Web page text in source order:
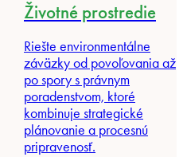
Životné prostredie
Riešte environmentálne
záväzky od povoľovania až
po spory s právnym
poradenstvom, ktoré
kombinuje strategické
plánovanie a procesnú
pripravenosť.